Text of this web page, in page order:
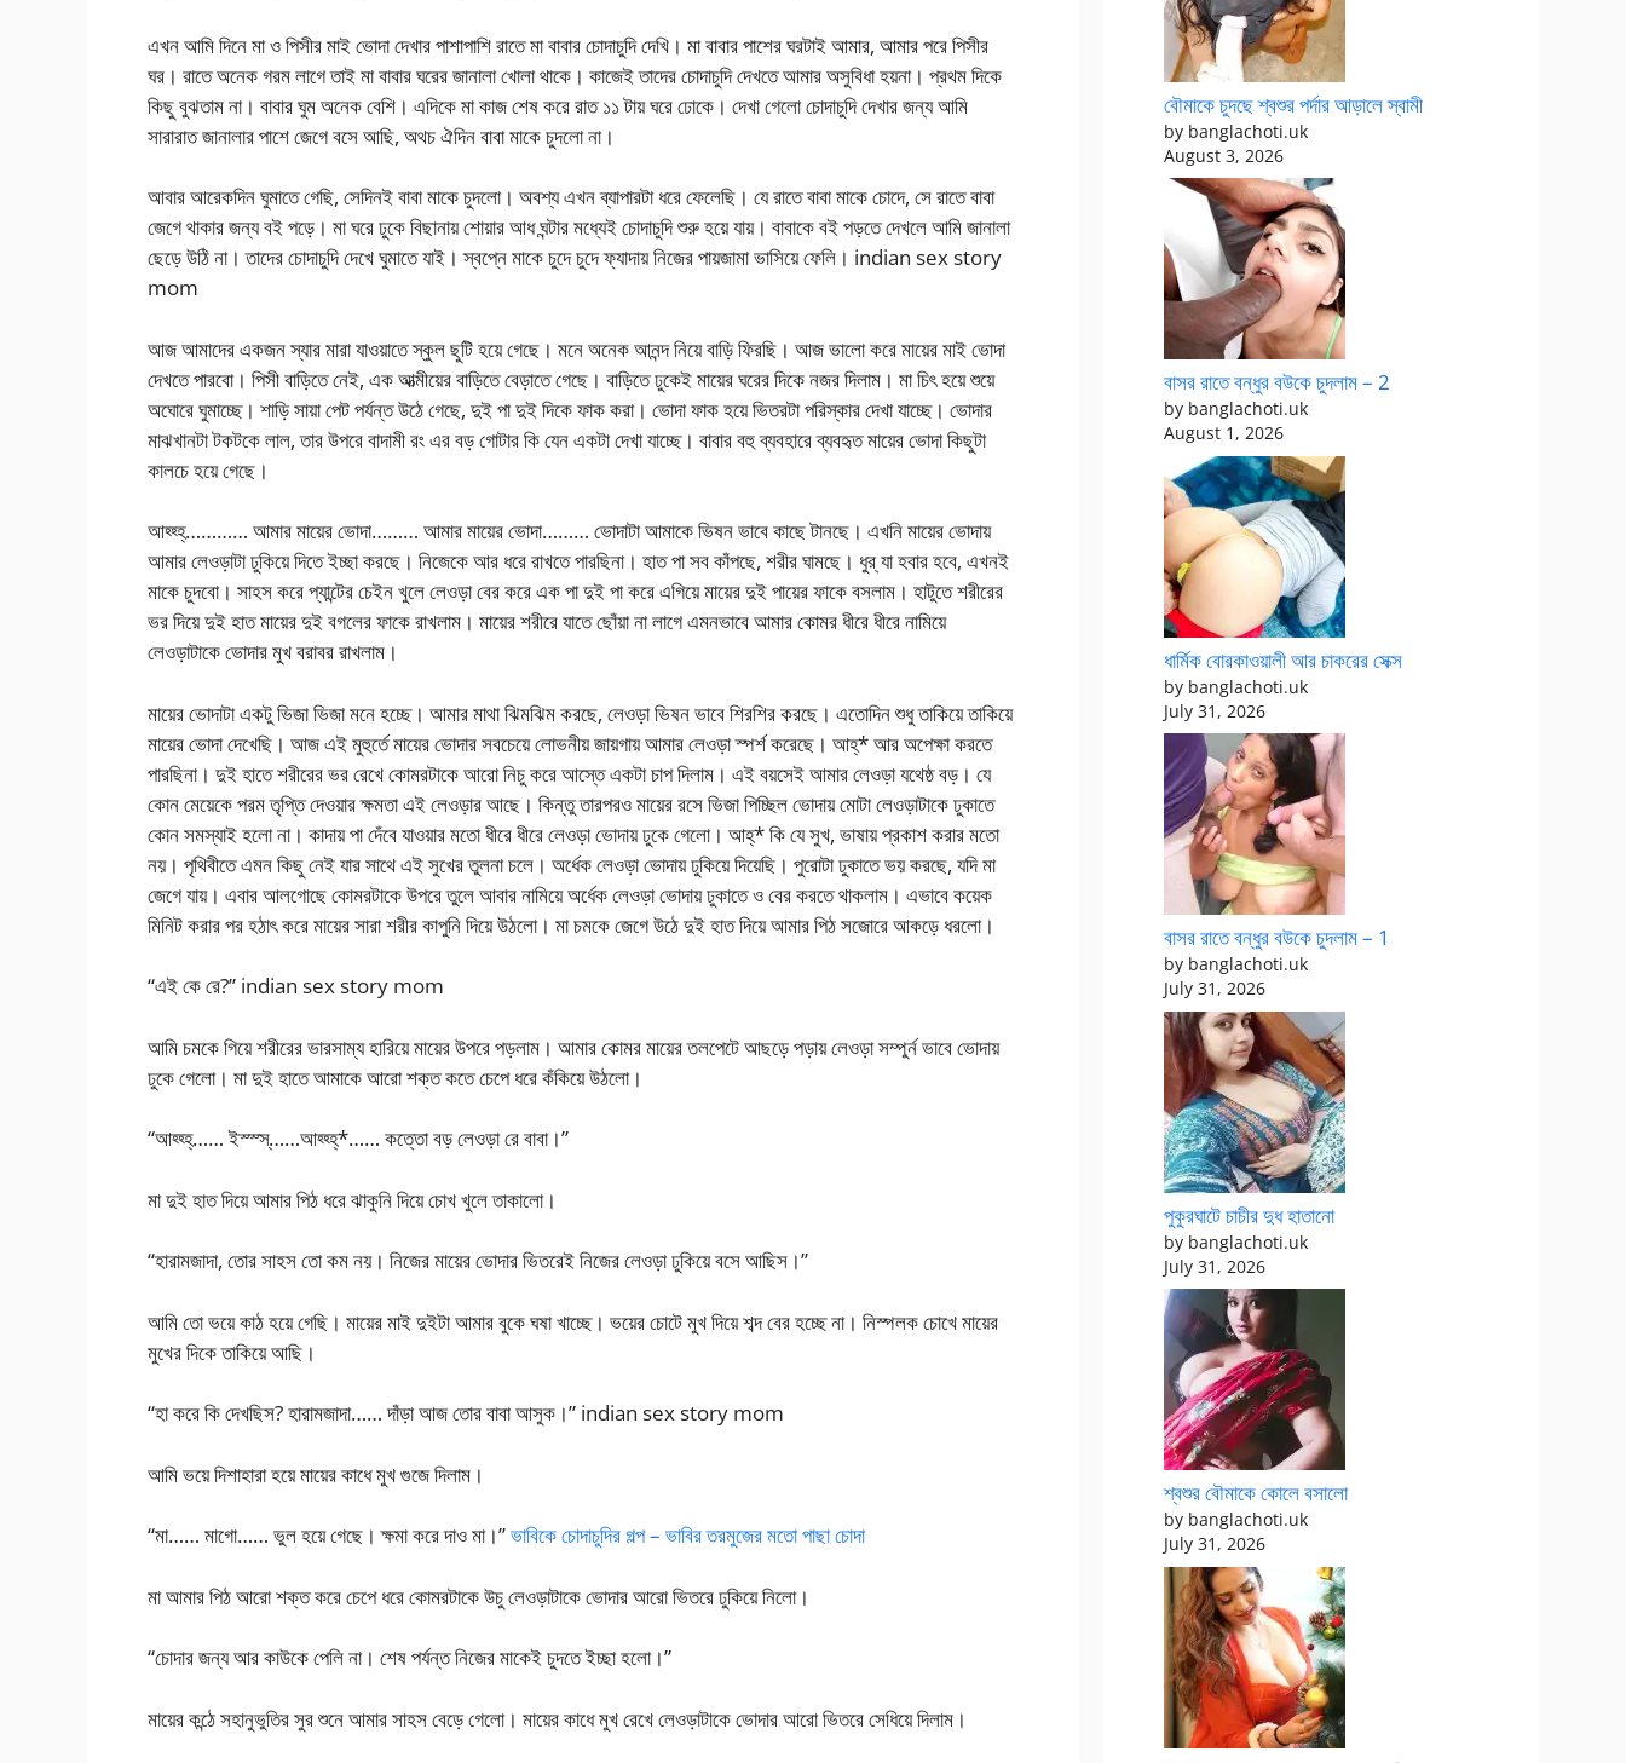
এখন আমি দিনে মা ও পিসীর মাই ভোদা দেখার পাশাপাশি রাতে মা বাবার চোদাচুদি দেখি। মা বাবার পাশের ঘরটাই আমার, আমার পরে পিসীর
ঘর। রাতে অনেক গরম লাগে তাই মা বাবার ঘরের জানালা খোলা থাকে। কাজেই তাদের চোদাচুদি দেখতে আমার অসুবিধা হয়না। প্রথম দিকে
কিছু বুঝতাম না। বাবার ঘুম অনেক বেশি। এদিকে মা কাজ শেষ করে রাত ১১ টায় ঘরে ঢোকে। দেখা গেলো চোদাচুদি দেখার জন্য আমি
সারারাত জানালার পাশে জেগে বসে আছি, অথচ ঐদিন বাবা মাকে চুদলো না।
আবার আরেকদিন ঘুমাতে গেছি, সেদিনই বাবা মাকে চুদলো। অবশ্য এখন ব্যাপারটা ধরে ফেলেছি। যে রাতে বাবা মাকে চোদে, সে রাতে বাবা
জেগে থাকার জন্য বই পড়ে। মা ঘরে ঢুকে বিছানায় শোয়ার আধ ঘন্টার মধ্যেই চোদাচুদি শুরু হয়ে যায়। বাবাকে বই পড়তে দেখলে আমি জানালা
ছেড়ে উঠি না। তাদের চোদাচুদি দেখে ঘুমাতে যাই। স্বপ্নে মাকে চুদে চুদে ফ্যাদায় নিজের পায়জামা ভাসিয়ে ফেলি। indian sex story
mom
আজ আমাদের একজন স্যার মারা যাওয়াতে স্কুল ছুটি হয়ে গেছে। মনে অনেক আনন্দ নিয়ে বাড়ি ফিরছি। আজ ভালো করে মায়ের মাই ভোদা
দেখতে পারবো। পিসী বাড়িতে নেই, এক আত্মীয়ের বাড়িতে বেড়াতে গেছে। বাড়িতে ঢুকেই মায়ের ঘরের দিকে নজর দিলাম। মা চিৎ হয়ে শুয়ে
অঘোরে ঘুমাচ্ছে। শাড়ি সায়া পেট পর্যন্ত উঠে গেছে, দুই পা দুই দিকে ফাক করা। ভোদা ফাক হয়ে ভিতরটা পরিস্কার দেখা যাচ্ছে। ভোদার
মাঝখানটা টকটকে লাল, তার উপরে বাদামী রং এর বড় গোটার কি যেন একটা দেখা যাচ্ছে। বাবার বহু ব্যবহারে ব্যবহৃত মায়ের ভোদা কিছুটা
কালচে হয়ে গেছে।
আহ্হ্হ্………… আমার মায়ের ভোদা……… আমার মায়ের ভোদা……… ভোদাটা আমাকে ভিষন ভাবে কাছে টানছে। এখনি মায়ের ভোদায়
আমার লেওড়াটা ঢুকিয়ে দিতে ইচ্ছা করছে। নিজেকে আর ধরে রাখতে পারছিনা। হাত পা সব কাঁপছে, শরীর ঘামছে। ধুর্ যা হবার হবে, এখনই
মাকে চুদবো। সাহস করে প্যান্টের চেইন খুলে লেওড়া বের করে এক পা দুই পা করে এগিয়ে মায়ের দুই পায়ের ফাকে বসলাম। হাটুতে শরীরের
ভর দিয়ে দুই হাত মায়ের দুই বগলের ফাকে রাখলাম। মায়ের শরীরে যাতে ছোঁয়া না লাগে এমনভাবে আমার কোমর ধীরে ধীরে নামিয়ে
লেওড়াটাকে ভোদার মুখ বরাবর রাখলাম।
মায়ের ভোদাটা একটু ভিজা ভিজা মনে হচ্ছে। আমার মাথা ঝিমঝিম করছে, লেওড়া ভিষন ভাবে শিরশির করছে। এতোদিন শুধু তাকিয়ে তাকিয়ে
মায়ের ভোদা দেখেছি। আজ এই মুহুর্তে মায়ের ভোদার সবচেয়ে লোভনীয় জায়গায় আমার লেওড়া স্পর্শ করেছে। আহ্* আর অপেক্ষা করতে
পারছিনা। দুই হাতে শরীরের ভর রেখে কোমরটাকে আরো নিচু করে আস্তে একটা চাপ দিলাম। এই বয়সেই আমার লেওড়া যথেষ্ঠ বড়। যে
কোন মেয়েকে পরম তৃপ্তি দেওয়ার ক্ষমতা এই লেওড়ার আছে। কিন্তু তারপরও মায়ের রসে ভিজা পিচ্ছিল ভোদায় মোটা লেওড়াটাকে ঢুকাতে
কোন সমস্যাই হলো না। কাদায় পা দেঁবে যাওয়ার মতো ধীরে ধীরে লেওড়া ভোদায় ঢুকে গেলো। আহ্* কি যে সুখ, ভাষায় প্রকাশ করার মতো
নয়। পৃথিবীতে এমন কিছু নেই যার সাথে এই সুখের তুলনা চলে। অর্ধেক লেওড়া ভোদায় ঢুকিয়ে দিয়েছি। পুরোটা ঢুকাতে ভয় করছে, যদি মা
জেগে যায়। এবার আলগোছে কোমরটাকে উপরে তুলে আবার নামিয়ে অর্ধেক লেওড়া ভোদায় ঢুকাতে ও বের করতে থাকলাম। এভাবে কয়েক
মিনিট করার পর হঠাৎ করে মায়ের সারা শরীর কাপুনি দিয়ে উঠলো। মা চমকে জেগে উঠে দুই হাত দিয়ে আমার পিঠ সজোরে আকড়ে ধরলো।
“এই কে রে?” indian sex story mom
আমি চমকে গিয়ে শরীরের ভারসাম্য হারিয়ে মায়ের উপরে পড়লাম। আমার কোমর মায়ের তলপেটে আছড়ে পড়ায় লেওড়া সম্পুর্ন ভাবে ভোদায়
ঢুকে গেলো। মা দুই হাতে আমাকে আরো শক্ত কতে চেপে ধরে কঁকিয়ে উঠলো।
“আহ্হ্হ্…… ইস্স্স্……আহ্হ্হ্*…… কত্তো বড় লেওড়া রে বাবা।”
মা দুই হাত দিয়ে আমার পিঠ ধরে ঝাকুনি দিয়ে চোখ খুলে তাকালো।
“হারামজাদা, তোর সাহস তো কম নয়। নিজের মায়ের ভোদার ভিতরেই নিজের লেওড়া ঢুকিয়ে বসে আছিস।”
আমি তো ভয়ে কাঠ হয়ে গেছি। মায়ের মাই দুইটা আমার বুকে ঘষা খাচ্ছে। ভয়ের চোটে মুখ দিয়ে শব্দ বের হচ্ছে না। নিস্পলক চোখে মায়ের
মুখের দিকে তাকিয়ে আছি।
“হা করে কি দেখছিস? হারামজাদা…… দাঁড়া আজ তোর বাবা আসুক।” indian sex story mom
আমি ভয়ে দিশাহারা হয়ে মায়ের কাধে মুখ গুজে দিলাম।
“মা…… মাগো…… ভুল হয়ে গেছে। ক্ষমা করে দাও মা।”ভাবিকে চোদাচুদির গল্প – ভাবির তরমুজের মতো পাছা চোদা
মা আমার পিঠ আরো শক্ত করে চেপে ধরে কোমরটাকে উচু লেওড়াটাকে ভোদার আরো ভিতরে ঢুকিয়ে নিলো।
“চোদার জন্য আর কাউকে পেলি না। শেষ পর্যন্ত নিজের মাকেই চুদতে ইচ্ছা হলো।”
মায়ের কন্ঠে সহানুভুতির সুর শুনে আমার সাহস বেড়ে গেলো। মায়ের কাধে মুখ রেখে লেওড়াটাকে ভোদার আরো ভিতরে সেধিয়ে দিলাম।
বৌমাকে চুদছে শ্বশুর পর্দার আড়ালে স্বামী
by banglachoti.uk
August 3, 2026
বাসর রাতে বন্ধুর বউকে চুদলাম – 2
by banglachoti.uk
August 1, 2026
ধার্মিক বোরকাওয়ালী আর চাকরের সেক্স
by banglachoti.uk
July 31, 2026
বাসর রাতে বন্ধুর বউকে চুদলাম – 1
by banglachoti.uk
July 31, 2026
পুকুরঘাটে চাচীর দুধ হাতানো
by banglachoti.uk
July 31, 2026
শ্বশুর বৌমাকে কোলে বসালো
by banglachoti.uk
July 31, 2026